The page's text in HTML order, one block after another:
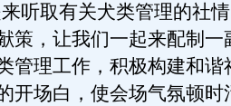
取有关犬类管理的社情
策，让我们一起来配制一
管理工作，积极构建和
开场白，使会场气氛顿时